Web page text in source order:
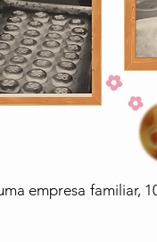
empresa familiar,